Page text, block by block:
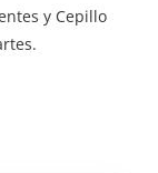
y Cepillo